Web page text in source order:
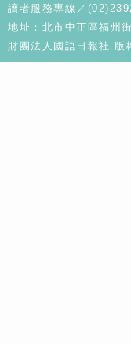
讀者服務專線／
地址：北市中正區福
財團法人國語日報社